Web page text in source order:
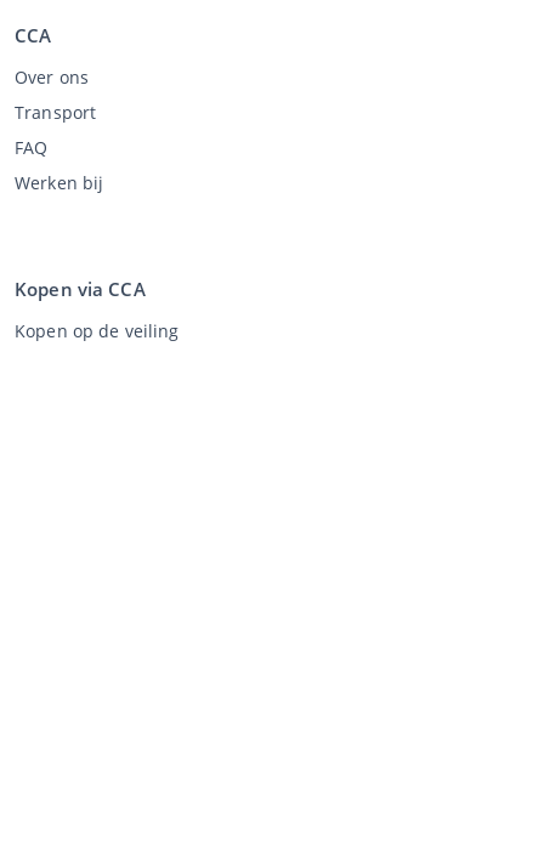
CCA
Over ons
Transport
FAQ
Werken bij
Kopen via CCA
Kopen op de veiling